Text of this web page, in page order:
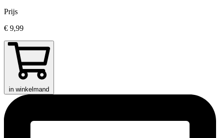
Prijs
€ 9,99
in winkelmand